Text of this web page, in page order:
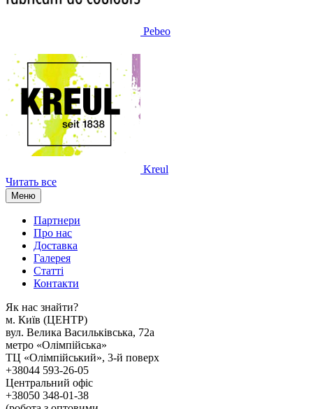
Pebeo
Kreul
Читать все
Меню
Партнери
Про нас
Доставка
Галерея
Статтi
Контакти
Як наc знайти?
м. Киïв (ЦЕНТР)
вул. Велика Васильківська, 72а
метро «Олімпійська»
ТЦ «Олімпійський», 3-й поверх
+38044 593-26-05
Центральний офіс
+38050 348-01-38